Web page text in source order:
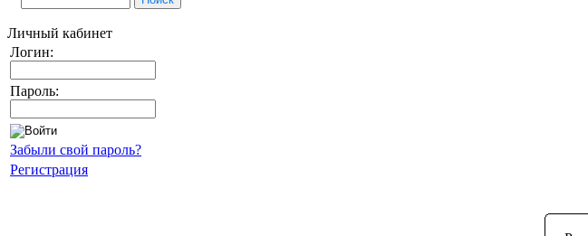
Личный кабинет
Логин:
Пароль:
Забыли свой пароль?
Регистрация